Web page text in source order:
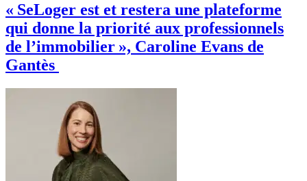
« SeLoger est et restera une plateforme
qui donne la priorité aux professionnels
de l’immobilier », Caroline Evans de
Gantès